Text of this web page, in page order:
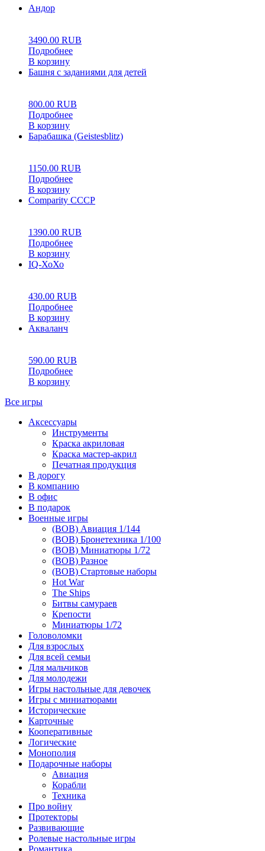
Андор
3490.00 RUB
Подробнее
В корзину
Башня с заданиями для детей
800.00 RUB
Подробнее
В корзину
Барабашка (Geistesblitz)
1150.00 RUB
Подробнее
В корзину
Comparity СССР
1390.00 RUB
Подробнее
В корзину
IQ-ХоХо
430.00 RUB
Подробнее
В корзину
Акваланч
590.00 RUB
Подробнее
В корзину
Все игры
Аксессуары
Инструменты
Краска акриловая
Краска мастер-акрил
Печатная продукция
В дорогу
В компанию
В офис
В подарок
Военные игры
(ВОВ) Авиация 1/144
(ВОВ) Бронетехника 1/100
(ВОВ) Миниатюры 1/72
(ВОВ) Разное
(ВОВ) Стартовые наборы
Hot War
The Ships
Битвы самураев
Крепости
Миниатюры 1/72
Головоломки
Для взрослых
Для всей семьи
Для мальчиков
Для молодежи
Игры настольные для девочек
Игры с миниатюрами
Исторические
Карточные
Кооперативные
Логические
Монополия
Подарочные наборы
Авиация
Корабли
Техника
Про войну
Протекторы
Развивающие
Ролевые настольные игры
Романтика